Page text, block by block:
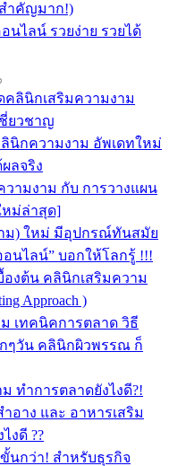
สำคัญมาก!)
นไลน์ รวยง่าย รวยได้
คลินิกเสริมความงาม
ชี่ยวชาญ
นิกความงาม อัพเดทใหม่
ลจริง
วามงาม กับ การวางแผน
หม่ล่าสุด]
ม) ใหม่ มีอุปกรณ์ทันสมัย
อนไลน์” บอกให้โลกรู้ !!!
องต้น คลินิกเสริมความ
Approach )
เทคนิคการตลาด วิธี
ๆวัน คลินิกผิวพรรณ ก็
ทำการตลาดยังไงดี?!
อาง และ อาหารเสริม
งดี ??
นกว่า! สำหรับธุรกิจ